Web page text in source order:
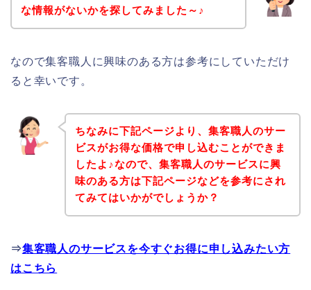
な情報がないかを探してみました～♪
なので集客職人に興味のある方は参考にしていただけ
ると幸いです。
ちなみに下記ページより、集客職人のサー
ビスがお得な価格で申し込むことができま
したよ♪なので、集客職人のサービスに興
味のある方は下記ページなどを参考にされ
てみてはいかがでしょうか？
⇒集客職人のサービスを今すぐお得に申し込みたい方
はこちら